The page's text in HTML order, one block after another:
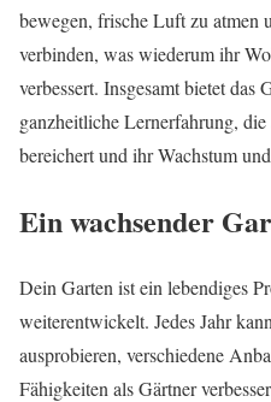
bewegen, frische Luft zu atmen
verbinden, was wiederum ihr
verbessert. Insgesamt bietet das
ganzheitliche Lernerfahrung,
bereichert und ihr Wachstum
Ein wachsender
Dein Garten ist ein lebendiges
weiterentwickelt. Jedes Jahr
ausprobieren, verschiedene
Fähigkeiten als Gärtner